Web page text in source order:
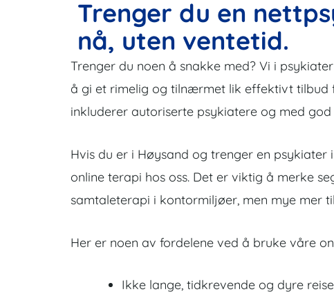
Trenger du en
nå, uten ventetid.
Trenger du noen å snakke med? Vi i
å gi et rimelig og tilnærmet lik effektivt tilbud
inkluderer autoriserte psykiatere og med
Hvis du er i Høysand og trenger en
online terapi hos oss. Det er viktig å merke
samtaleterapi i kontormiljøer, men mye mer
Her er noen av fordelene ved å bruke våre
Ikke lange, tidkrevende og dyre